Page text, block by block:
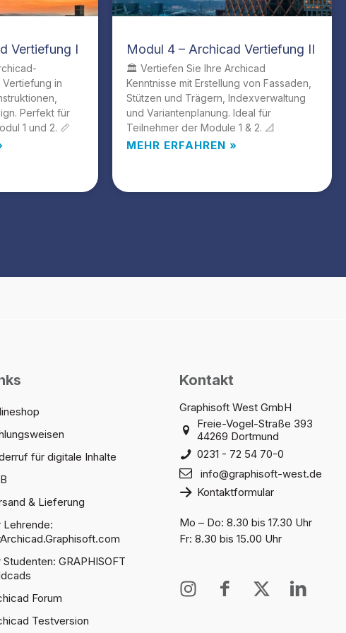
Vertiefung I
in
Perfekt für
1 und 2. 📏
Modul 4 – Archicad Vertiefung II
🏛️ Vertiefen Sie Ihre Archicad
Kenntnisse mit Erstellung von Fassaden,
Stützen und Trägern, Indexverwaltung
und Variantenplanung. Ideal für
Teilnehmer der Module 1 & 2. 📐
MEHR ERFAHREN »
für digitale Inhalte
& Lieferung
Lehrende:
Studenten: GRAPHISOFT
Forum
Testversion
Kontakt
Graphisoft West GmbH
Freie-Vogel-Straße 393
44269 Dortmund
0231 - 72 54 70-0
info@graphisoft-west.de
Kontaktformular
Mo – Do: 8.30 bis 17.30 Uhr
Fr: 8.30 bis 15.00 Uhr
I
I
X
I